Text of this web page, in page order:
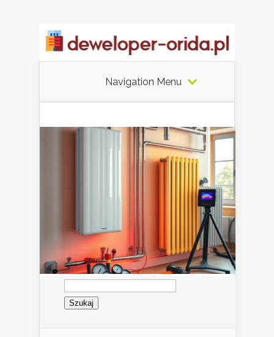
Navigation Menu
Szukaj: